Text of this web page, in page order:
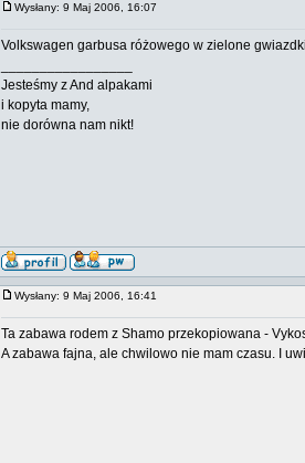
Wysłany: 9 Maj 2006, 16:07
Volkswagen garbusa różowego w zielone
Jesteśmy z And alpakami
i kopyta mamy,
nie dorówna nam nikt!
Wysłany: 9 Maj 2006, 16:41
Ta zabawa rodem z Shamo przekopiowana -
A zabawa fajna, ale chwilowo nie mam czasu. I